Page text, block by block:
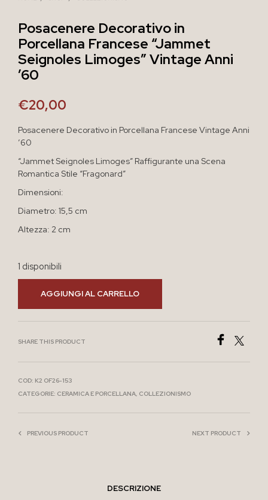
Posacenere Decorativo in
Porcellana Francese “Jammet
Seignoles Limoges” Vintage Anni
’60
€20,00
Posacenere Decorativo in Porcellana Francese Vintage Anni
’60
“Jammet Seignoles Limoges” Raffigurante una Scena
Romantica Stile “Fragonard”
Dimensioni:
Diametro: 15,5 cm
Altezza: 2 cm
1 disponibili
AGGIUNGI AL CARRELLO
SHARE THIS PRODUCT
COD: K2 OF26-153
CATEGORIE: CERAMICA E PORCELLANA COLLEZIONISMO
PREVIOUS PRODUCT NEXT PRODUCT
DESCRIZIONE